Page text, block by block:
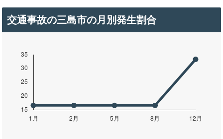
交通事故の三島市の月別発生割合